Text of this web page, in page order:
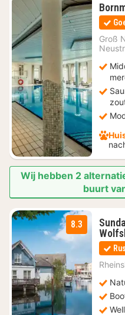
Groß
Wij hebben 2
buurt
8.3